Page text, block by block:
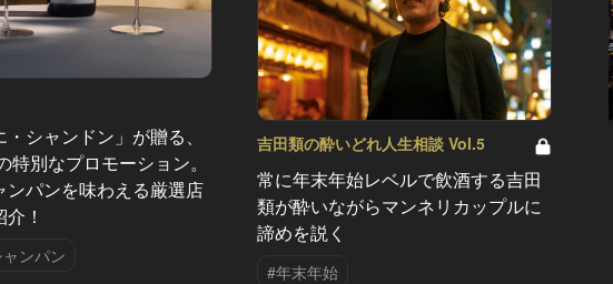
シャンドン」が贈る、
特別なプロモーション。
ンパンを味わえる厳選店
！
ンパン
吉田類の酔いどれ人生相談 Vol.5
常に年末年始レベルで飲酒する吉田
類が酔いながらマンネリカップルに
諦めを説く
#年末年始